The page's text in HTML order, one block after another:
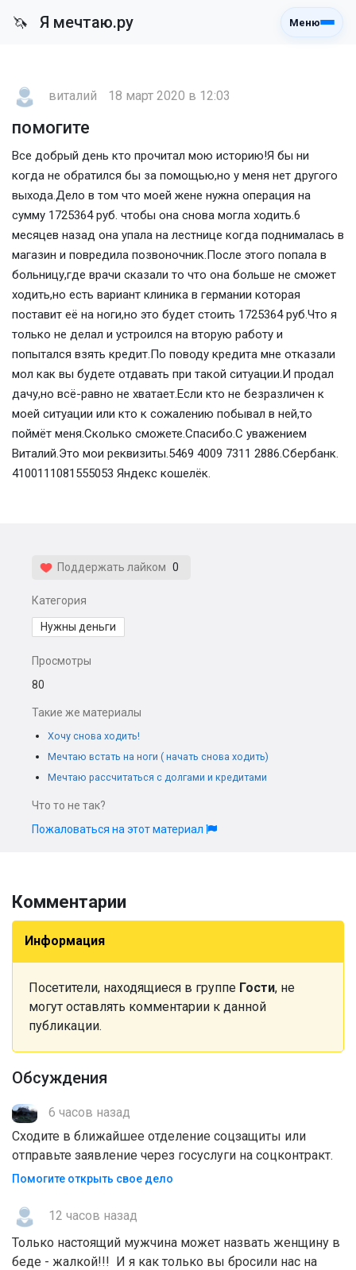
🦄 Я мечтаю.ру Меню
виталий 18 март 2020 в 12:03
помогите
Все добрый день кто прочитал мою историю!Я бы ни
когда не обратился бы за помощью,но у меня нет другого
выхода.Дело в том что моей жене нужна операция на
сумму 1725364 руб. чтобы она снова могла ходить.6
месяцев назад она упала на лестнице когда поднималась в
магазин и повредила позвоночник.После этого попала в
больницу,где врачи сказали то что она больше не сможет
ходить,но есть вариант клиника в германии которая
поставит её на ноги,но это будет стоить 1725364 руб.Что я
только не делал и устроился на вторую работу и
попытался взять кредит.По поводу кредита мне отказали
мол как вы будете отдавать при такой ситуации.И продал
дачу,но всё-равно не хватает.Если кто не безразличен к
моей ситуации или кто к сожалению побывал в ней,то
поймёт меня.Сколько сможете.Спасибо.С уважением
Виталий.Это мои реквизиты.5469 4009 7311 2886.Сбербанк.
4100111081555053 Яндекс кошелёк.
Поддержать лайком 0
Категория
Нужны деньги
Просмотры
80
Такие же материалы
Хочу снова ходить!
Мечтаю встать на ноги ( начать снова ходить)
Мечтаю рассчитаться с долгами и кредитами
Что то не так?
Пожаловаться на этот материал
Комментарии
Информация
Посетители, находящиеся в группе Гости, не
могут оставлять комментарии к данной
публикации.
Обсуждения
6 часов назад
Сходите в ближайшее отделение соцзащиты или
отправьте заявление через госуслуги на соцконтракт.
Помогите открыть свое дело
12 часов назад
Только настоящий мужчина может назвать женщину в
беде - жалкой!!! И я как только вы бросили нас на